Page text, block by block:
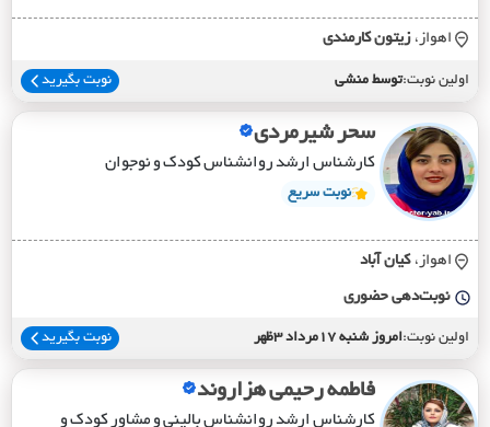
اهواز، زيتون کارمندي
اولین نوبت:توسط منشی نوبت بگیرید
سحر شیرمردی
کارشناس ارشد روانشناس کودک و نوجوان
نوبت سریع
اهواز، کيان آباد
نوبت‌دهی حضوری
اولین نوبت:امروز شنبه 17مرداد 3ظهر نوبت بگیرید
فاطمه رحیمی هزاروند
کارشناس ارشد روانشناس بالینی و مشاور کودک و